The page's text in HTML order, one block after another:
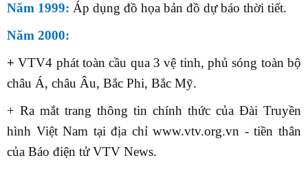
Năm 1999: Áp dụng đồ họa bản đồ dự báo thời tiết.
Năm 2000:
+VTV4 phát toàn cầu qua 3 vệ tinh, phủ sóng toàn bộ
châu Á, châu Âu, Bắc Phi, Bắc Mỹ.
+ Ra mắt trang thông tin chính thức của Đài Truyền
hình Việt Nam tại địa chỉ www.vtv.org.vn - tiền thân
của Báo điện tử VTV News.